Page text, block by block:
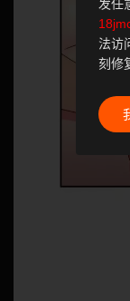
发任
法访
刻修